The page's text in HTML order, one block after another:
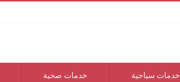
خدمات سياحية خدمات صحية